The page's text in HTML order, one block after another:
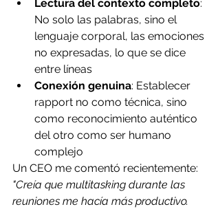
Lectura del contexto completo:
No solo las palabras, sino el
lenguaje corporal, las emociones
no expresadas, lo que se dice
entre líneas
Conexión genuina: Establecer
rapport no como técnica, sino
como reconocimiento auténtico
del otro como ser humano
complejo
Un CEO me comentó recientemente:
"Creía que multitasking durante las
reuniones me hacía más productivo.